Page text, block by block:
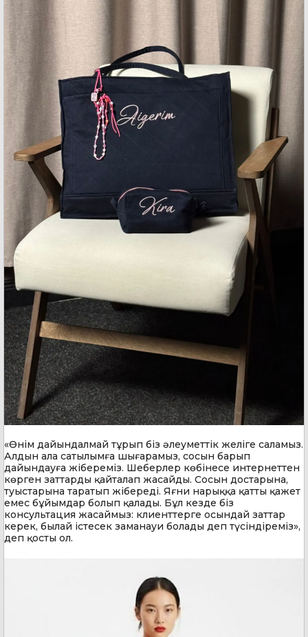
«Өнім дайындалмай тұрып біз әлеуметтік желіге саламыз.
Алдын ала сатылымға шығарамыз, сосын барып
дайындауға жібереміз. Шеберлер көбінесе интернеттен
көрген заттарды қайталап жасайды. Сосын достарына,
туыстарына таратып жібереді. Яғни нарыққа қатты қажет
емес бұйымдар болып қалады. Бұл кезде біз
консультация жасаймыз: клиенттерге осындай заттар
керек, былай істесек заманауи болады деп түсіндіреміз»,
деп қосты ол.